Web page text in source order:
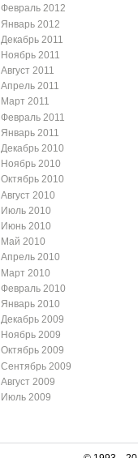
Февраль 2012
Январь 2012
Декабрь 2011
Ноябрь 2011
Август 2011
Апрель 2011
Март 2011
Февраль 2011
Январь 2011
Декабрь 2010
Ноябрь 2010
Октябрь 2010
Август 2010
Июль 2010
Июнь 2010
Май 2010
Апрель 2010
Март 2010
Февраль 2010
Январь 2010
Декабрь 2009
Ноябрь 2009
Октябрь 2009
Сентябрь 2009
Август 2009
Июль 2009